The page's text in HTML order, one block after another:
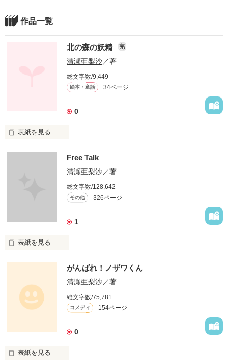
作品一覧
北の森の妖精 完
清瀬亜梨沙／著
総文字数/9,449
絵本・童話 34ページ
0
表紙を見る
北の森では、
いつまで待っても
森の動物たちは
思いを巡らす。
子どもたちの元へ、
小さな妖精が
現れた…
Free Talk
清瀬亜梨沙／著
総文字数/128,642
その他 326ページ
1
表紙を見る
ここでは、
私、清瀬の自伝や
普段なにげなく思ってる事を、
エッセイ風に綴っていきます。
これを読んで、
清瀬がどんな人間なのか、
8/21更新
心に移りゆく〜
がんばれ！ノザワくん
清瀬亜梨沙／著
総文字数/75,781
コメディ 154ページ
0
表紙を見る